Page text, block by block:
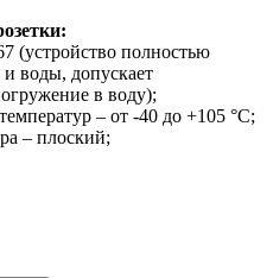
(устройство полностью
воды, допускает
в воду);
– от -40 до +105 °C;
– плоский;